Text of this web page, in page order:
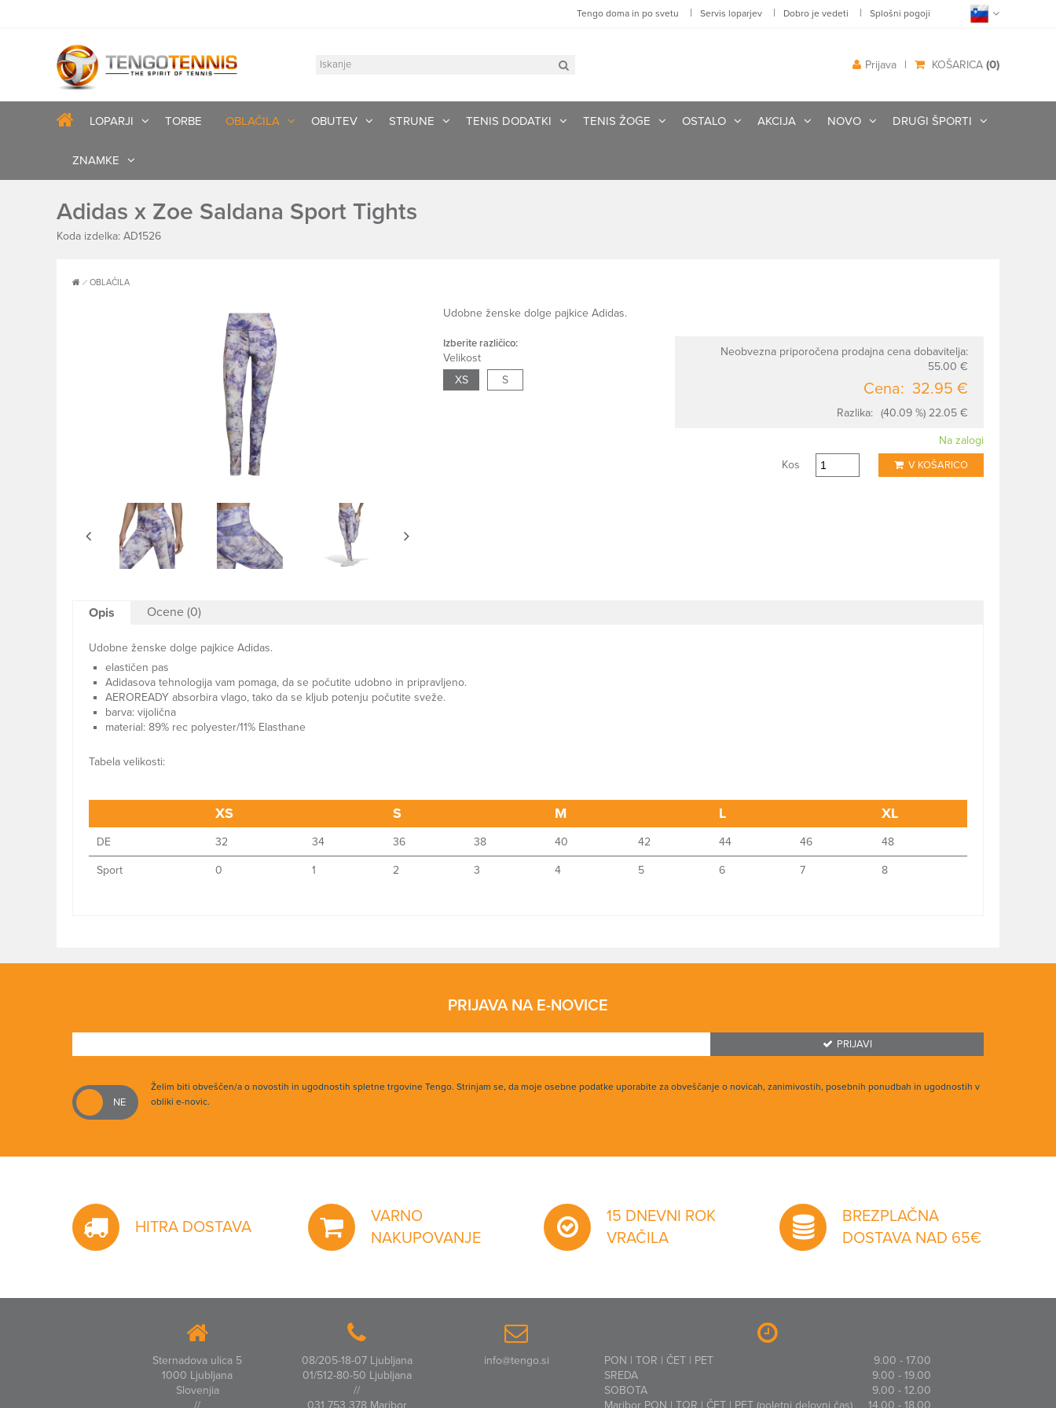
Tengo doma in po svetu | Servis loparjev | Dobro je vedeti | Splošni pogoji
KOŠARICA (0)
|
Prijava
LOPARJI TORBE OBLAČILA OBUTEV STRUNE TENIS DODATKI TENIS ŽOGE OSTALO AKCIJA NOVO DRUGI ŠPORTI
ZNAMKE
Adidas x Zoe Saldana Sport Tights
Koda izdelka: AD1526
OBLAČILA
Udobne ženske dolge pajkice Adidas.
Izberite različico:
Velikost
XS
S
Neobvezna priporočena prodajna cena dobavitelja:
55.00 €
Cena: 32.95 €
Razlika: (40.09 %) 22.05 €
Na zalogi
Kos
V KOŠARICO
Opis Ocene (0)
Udobne ženske dolge pajkice Adidas.
elastičen pas
Adidasova tehnologija vam pomaga, da se počutite udobno in pripravljeno.
AEROREADY absorbira vlago, tako da se kljub potenju počutite sveže.
barva: vijolična
material: 89% rec polyester/11% Elasthane
Tabela velikosti:
XS S M L XL
DE 32 34 36 38 40 42 44 46 48
Sport 0 1 2 3 4 5 6 7 8
PRIJAVA NA E-NOVICE
PRIJAVI
Želim biti obveščen/a o novostih in ugodnostih spletne trgovine Tengo. Strinjam se, da moje osebne podatke uporabite za obveščanje o novicah, zanimivostih, posebnih ponudbah in ugodnostih v
obliki e-novic.
HITRA DOSTAVA
VARNO
NAKUPOVANJE
15 DNEVNI ROK
VRAČILA
BREZPLAČNA
DOSTAVA NAD 65€
Sternadova ulica 5
1000 Ljubljana
Slovenjia
08/205-18-07 Ljubljana
01/512-80-50 Ljubljana
//
info@tengo.si PON | TOR | ČET | PET
9.00 - 17.00
SREDA
9.00 - 19.00
SOBOTA
9.00 - 12.00